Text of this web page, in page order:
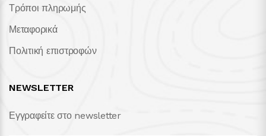
Τρόποι πληρωμής
Μεταφορικά
Πολιτική επιστροφών
NEWSLETTER
Εγγραφείτε στο newsletter